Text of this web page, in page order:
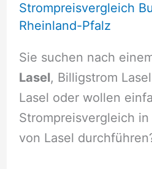
Strompreisvergleich
Rheinland-Pfalz
Sie suchen nach
Lasel, Billigstrom
Lasel oder wollen
Strompreisvergleich
von Lasel